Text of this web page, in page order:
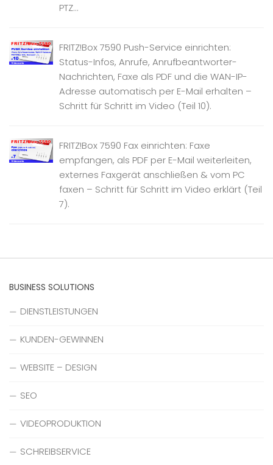
PTZ...
FRITZ!Box 7590 Push-Service einrichten:
Status-Infos, Anrufe, Anrufbeantworter-
Nachrichten, Faxe als PDF und die WAN-IP-
Adresse automatisch per E-Mail erhalten –
Schritt für Schritt im Video (Teil 10).
FRITZ!Box 7590 Fax einrichten: Faxe
empfangen, als PDF per E-Mail weiterleiten,
externes Faxgerät anschließen & vom PC
faxen – Schritt für Schritt im Video erklärt (Teil
7).
BUSINESS SOLUTIONS
DIENSTLEISTUNGEN
KUNDEN-GEWINNEN
WEBSITE – DESIGN
SEO
VIDEOPRODUKTION
SCHREIBSERVICE